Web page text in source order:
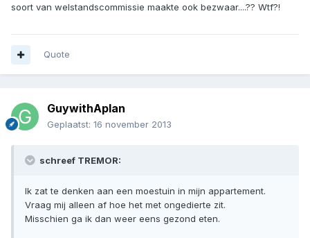
soort van welstandscommissie maakte ook bezwaar....?? Wtf?!
Quote
GuywithAplan
Geplaatst: 16 november 2013
schreef TREMOR:
Ik zat te denken aan een moestuin in mijn appartement.
Vraag mij alleen af hoe het met ongedierte zit.
Misschien ga ik dan weer eens gezond eten.